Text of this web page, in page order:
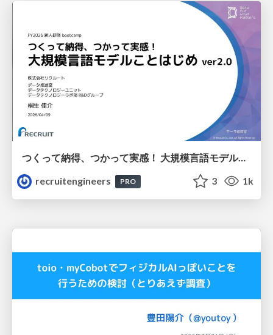
つくって納得、つかって実感！ 大規模言語モデルことはじめ ver2.0
recruitengineers
PRO 3 1k